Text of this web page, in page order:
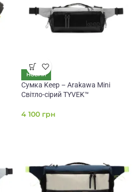
НОВИЙ
Сумка Keep – Arakawa Mini
Світло-сірий TYVEK™
4 100 грн